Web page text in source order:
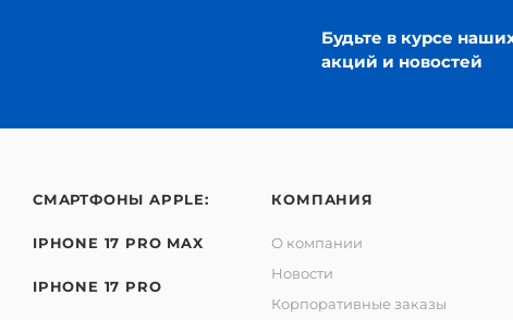
Будьте в курсе
акций и новостей
СМАРТФОНЫ APPLE:
IPHONE 17 PRO MAX
IPHONE 17 PRO
КОМПАНИЯ
О компании
Новости
Корпоративные заказы